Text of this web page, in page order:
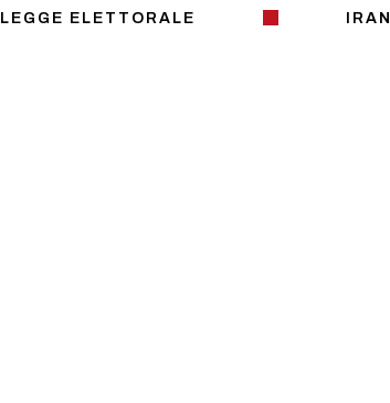
LEGGE ELETTORALE IRAN